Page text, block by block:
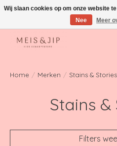
Gratis verzending in NL vanaf €150
Home / Merken / Stains & Stories
Stains &
Filters
Wij slaan cookies op om onze website
Nee
Meer